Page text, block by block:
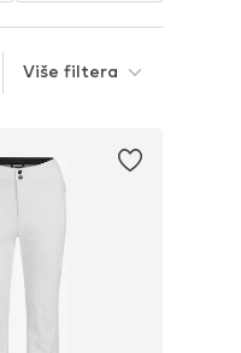
Vrsta sporta
Više filtera